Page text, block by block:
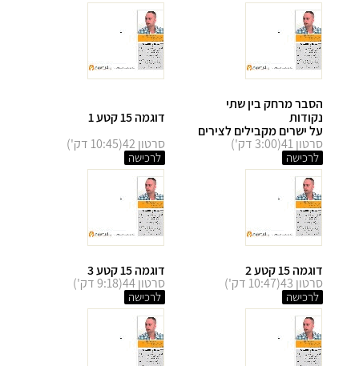
הסבר מרחק בין שתי
נקודות
על ישרים מקבילים לצירים
סרטון 41(3:00 דק')
לרכישה
דוגמה 15 קטע 1
סרטון 42(10:45 דק')
לרכישה
דוגמה 15 קטע 2
סרטון 43(10:47 דק')
לרכישה
דוגמה 15 קטע 3
סרטון 44(9:18 דק')
לרכישה